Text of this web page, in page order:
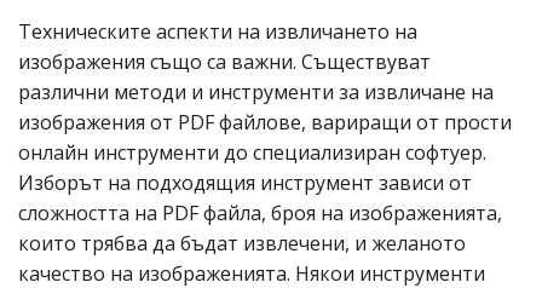
Техническите аспекти на извличането на
изображения също са важни. Съществуват
различни методи и инструменти за извличане на
изображения от PDF файлове, вариращи от прости
онлайн инструменти до специализиран софтуер.
Изборът на подходящия инструмент зависи от
сложността на PDF файла, броя на изображенията,
които трябва да бъдат извлечени, и желаното
качество на изображенията. Някои инструменти